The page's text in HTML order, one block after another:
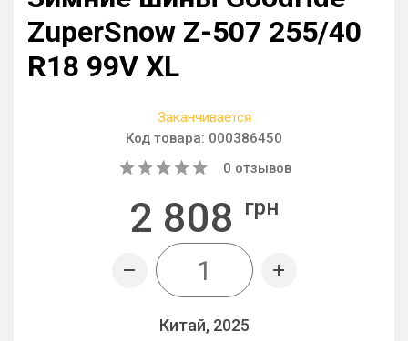
ZuperSnow Z-507 255/40
R18 99V XL
Заканчивается
Код товара: 000386450
0 отзывов
2 808 грн
Китай, 2025